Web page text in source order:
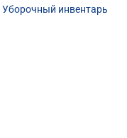
Уборочный инвентарь